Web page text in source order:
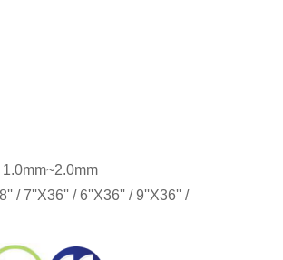
/ 7''X36'' / 6''X36'' / 9''X36'' /